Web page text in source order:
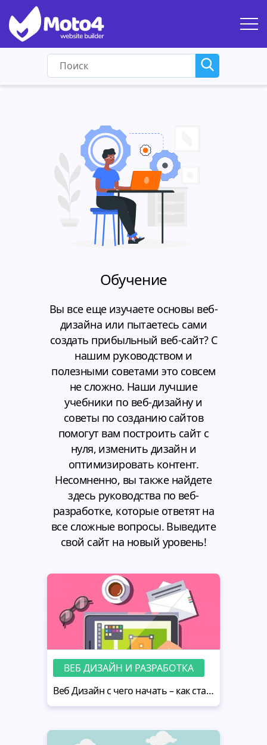
Обучение
Вы все еще изучаете основы веб-
дизайна или пытаетесь сами
создать прибыльный веб-сайт? С
нашим руководством и
полезными советами это совсем
не сложно. Наши лучшие
учебники по веб-дизайну и
советы по созданию сайтов
помогут вам построить сайт с
нуля, изменить дизайн и
оптимизировать контент.
Несомненно, вы также найдете
здесь руководства по веб-
разработке, которые ответят на
все сложные вопросы. Выведите
свой сайт на новый уровень!
ВЕБ ДИЗАЙН И РАЗРАБОТКА
Веб Дизайн с чего начать – как стать веб дизайнером самостоятельно и начать успешную карьеру